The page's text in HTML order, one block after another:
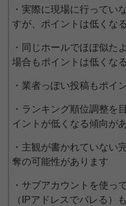
・実際に現場に行ってい
すが、ポイントは低くな
・同じホールでほぼ似た
場合もポイントは低くな
・業者っぽい投稿もポイ
・ランキング順位調整を
イントが低くなる傾向が
・主観が書かれていない
奪の可能性があります
・サブアカウントを使っ
（IPアドレスでバレる）